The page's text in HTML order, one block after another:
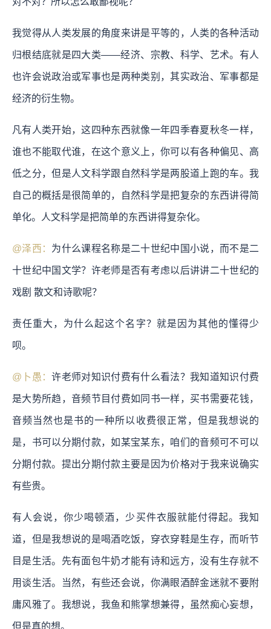
我觉得从人类发展的角度来讲是平等的，人类的各种活动
归根结底就是四大类——经济、宗教、科学、艺术。有人
也许会说政治或军事也是两种类别，其实政治、军事都是
经济的衍生物。
凡有人类开始，这四种东西就像一年四季春夏秋冬一样，
谁也不能取代谁，在这个意义上，你可以有各种偏见、高
低之分，但是人文科学跟自然科学是两股道上跑的车。我
自己的概括是很简单的，自然科学是把复杂的东西讲得简
单化。人文科学是把简单的东西讲得复杂化。
@泽西： 为什么课程名称是二十世纪中国小说，而不是二
十世纪中国文学？许老师是否有考虑以后讲讲二十世纪的
戏剧 散文和诗歌呢？
责任重大，为什么起这个名字？就是因为其他的懂得少
呗。
@卜愚：许老师对知识付费有什么看法？我知道知识付费
是大势所趋，音频节目付费如同书一样，买书需要花钱，
音频当然也是书的一种所以收费很正常，但是我想说的
是，书可以分期付款，如某宝某东，咱们的音频可不可以
分期付款。提出分期付款主要是因为价格对于我来说确实
有些贵。
有人会说，你少喝顿酒，少买件衣服就能付得起。我知
道，但是我想说的是喝酒吃饭，穿衣穿鞋是生存，而听节
目是生活。先有面包牛奶才能有诗和远方，没有生存就不
用谈生活。当然，有些还会说，你满眼酒醉金迷就不要附
庸风雅了。我想说，我鱼和熊掌想兼得，虽然痴心妄想，
但是真的想。